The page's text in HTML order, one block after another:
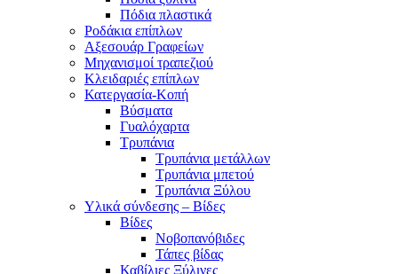
Πόδια πλαστικά
Ροδάκια επίπλων
Αξεσουάρ Γραφείων
Μηχανισμοί τραπεζιού
Κλειδαριές επίπλων
Κατεργασία-Κοπή
Βύσματα
Γυαλόχαρτα
Τρυπάνια
Τρυπάνια μετάλλων
Τρυπάνια μπετού
Τρυπάνια Ξύλου
Υλικά σύνδεσης – Βίδες
Βίδες
Νοβοπανόβιδες
Τάπες βίδας
Καβίλιες Ξύλινες